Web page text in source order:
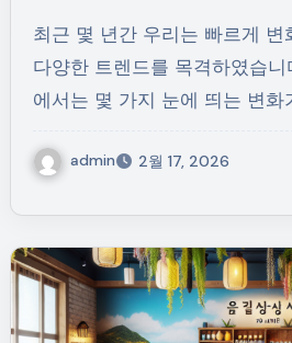
최근 몇 년간 우리는 빠르게 변화하는 세상 속에서
다양한 트렌드를 목격하였습
에서는 몇 가지 눈에 띄는 변화
admin 2월 17, 2026